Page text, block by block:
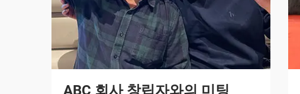
ABC 회사 창립자와의 미팅